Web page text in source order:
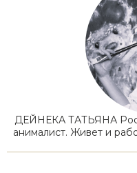
ДЕЙНЕКА ТАТЬЯНА
анималист. Живет и